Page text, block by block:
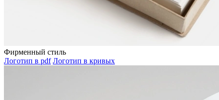
Фирменный стиль
Логотип в pdf Логотип в кривых